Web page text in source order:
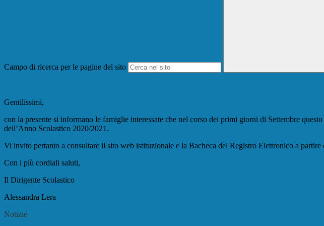
Campo di ricerca per le pagine del sito
Gentilissimi,
con la presente si informano le famiglie interessate che nel corso dei primi giorni di Settembre
dell’Anno Scolastico 2020/2021.
Vi invito pertanto a consultare il sito web istituzionale e la Bacheca del Registro Elettronico a
Con i più cordiali saluti,
Il Dirigente Scolastico
Alessandra Lera
Notizie